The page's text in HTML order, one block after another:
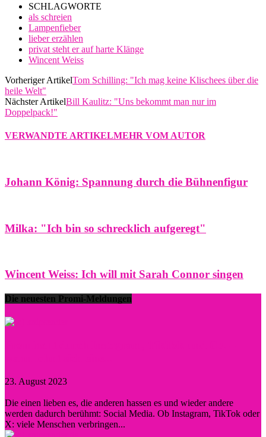
SCHLAGWORTE
als schreien
Lampenfieber
lieber erzählen
privat steht er auf harte Klänge
Wincent Weiss
Vorheriger ArtikelTom Schilling: "Ich mag keine Klischees über die
heile Welt"
Nächster ArtikelBill Kaulitz: "Uns bekommt man nur im
Doppelpack!"
VERWANDTE ARTIKELMEHR VOM AUTOR
Johann König: Spannung durch die Bühnenfigur
Milka: "Ich bin so schrecklich aufgeregt"
Wincent Weiss: Ich will mit Sarah Connor singen
Die neuesten Promi-Meldungen
23. August 2023
Die einen lieben es, die anderen hassen es und wieder andere
werden dadurch berühmt: Social Media. Ob Instagram, TikTok oder
X: viele Menschen verbringen...